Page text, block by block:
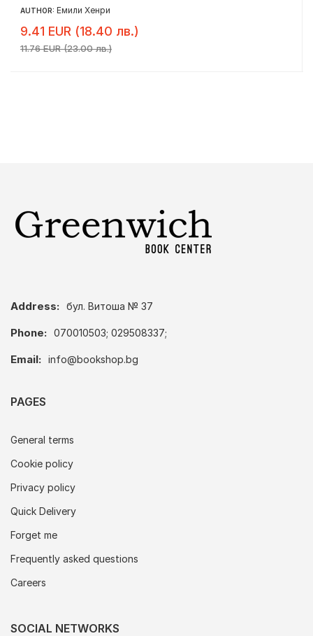
AUTHOR: Емили Хенри
9.41 EUR (18.40 лв.)
11.76 EUR (23.00 лв.)
Address: бул. Витоша № 37
Phone: 070010503; 029508337;
Email: info@bookshop.bg
PAGES
General terms
Cookie policy
Privacy policy
Quick Delivery
Forget me
Frequently asked questions
Careers
SOCIAL NETWORKS